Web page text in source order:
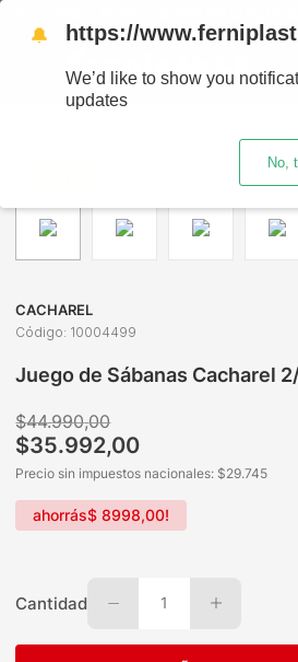
CACHAREL
Código: 10004499
Juego de Sábanas Cacharel
$44.990,00
$35.992,00
Precio sin impuestos nacionales: $29.745
ahorrás$ 8998,00!
Cantidad 1
🔔 https://
We’d like to show you
updates
No,